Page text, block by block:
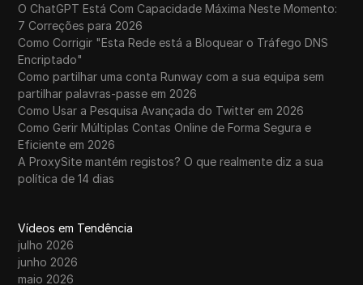
O ChatGPT Está Com Capacidade Máxima Neste Momento:
7 Correções para 2026
Como Corrigir "Esta Rede está a Bloquear o Tráfego DNS
Encriptado"
Como partilhar uma conta Runway com a sua equipa sem
partilhar palavras-passe em 2026
Como Usar a Pesquisa Avançada do Twitter em 2026
Como Gerir Múltiplas Contas Online de Forma Segura e
Eficiente em 2026
A ProxySite mantém registos? O que realmente diz a sua
política de 14 dias
Vídeos em Tendência
julho 2026
junho 2026
maio 2026